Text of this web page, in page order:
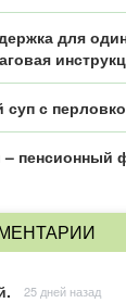
для
суп с
пенсионный
25 дней назад